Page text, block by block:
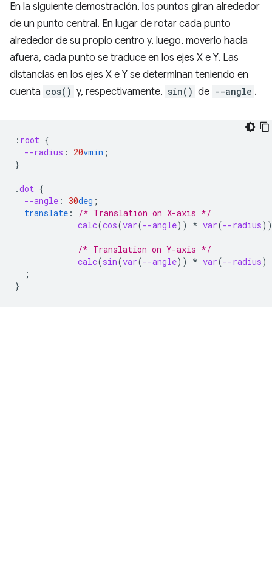
En la siguiente demostración, los puntos giran alrededor
de un punto central. En lugar de rotar cada punto
alrededor de su propio centro y, luego, moverlo hacia
afuera, cada punto se traduce en los ejes X e Y. Las
distancias en los ejes X e Y se determinan teniendo en
cuenta cos() y, respectivamente, sin() de --angle .
: root {
--radius : 20vmin ;
}
.dot {
--angle : 30deg ;
translate :
/* Translation on X-axis */
calc(cos(var(--angle)) * var(--radius))
/* Translation on Y-axis */
calc(sin(var(--angle)) * var(--radius)
;
}